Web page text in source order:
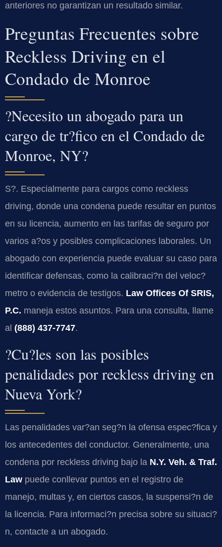
anteriores no garantizan un resultado similar.
Preguntas Frecuentes sobre
Reckless Driving en el
Condado de Monroe
?Necesito un abogado para un
cargo de tr?fico en el Condado de
Monroe, NY?
S?. Especialmente para cargos como reckless
driving, donde una condena puede resultar en puntos
en su licencia, aumento en las tarifas de seguro por
varios a?os y posibles complicaciones laborales. Un
abogado con experiencia puede evaluar su caso para
identificar defensas, como la calibraci?n del veloc?
metro o evidencia de testigos. Law Offices Of SRIS,
P.C. maneja estos asuntos. Para una consulta, llame
al (888) 437-7747.
?Cu?les son las posibles
penalidades por reckless driving en
Nueva York?
Las penalidades var?an seg?n la ofensa espec?fica y
los antecedentes del conductor. Generalmente, una
condena por reckless driving bajo la N.Y. Veh. & Traf.
Law puede conllevar puntos en el registro de
manejo, multas y, en ciertos casos, la suspensi?n de
la licencia. Para informaci?n precisa sobre su situaci?
n, contacte a un abogado.